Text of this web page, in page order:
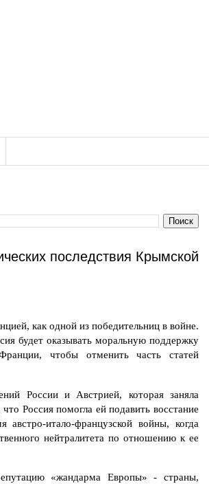
последствия Крымской
как одной из победительниц в войне.
будет оказывать моральную поддержку
чтобы отменить часть статей
России и Австрией, которая заняла
Россия помогла ей подавить восстание
итало-французской войны, когда
нейтралитета по отношению к ее
«жандарма Европы» - страны,